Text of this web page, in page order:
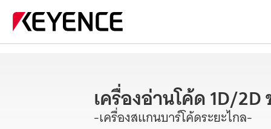
เครื่องอ่านโค้ด 1D/2D
-เครื่องสแกนบาร์โค้ดระยะไกล-